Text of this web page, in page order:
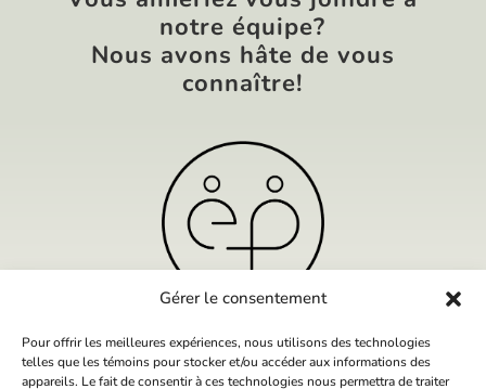
Gérer le consentement
Pour offrir les meilleures expériences, nous utilisons des technologies
telles que les témoins pour stocker et/ou accéder aux informations des
appareils. Le fait de consentir à ces technologies nous permettra de traiter
notre équipe?
Nous avons hâte de vous
connaître!
REJOIGNEZ NOTRE ÉQUIPE